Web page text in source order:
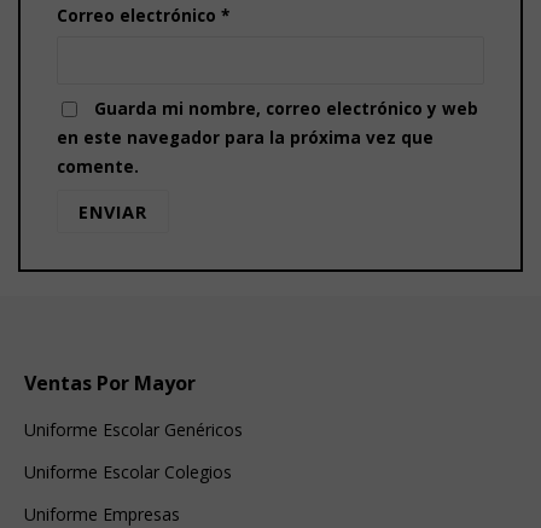
Correo electrónico *
Guarda mi nombre, correo electrónico y web
en este navegador para la próxima vez que
comente.
Ventas Por Mayor
Uniforme Escolar Genéricos
Uniforme Escolar Colegios
Uniforme Empresas